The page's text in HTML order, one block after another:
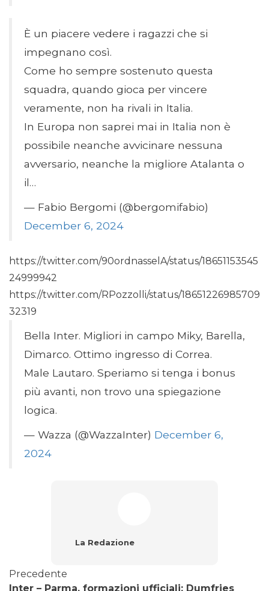
È un piacere vedere i ragazzi che si
impegnano così.
Come ho sempre sostenuto questa
squadra, quando gioca per vincere
veramente, non ha rivali in Italia.
In Europa non saprei mai in Italia non è
possibile neanche avvicinare nessuna
avversario, neanche la migliore Atalanta o
il…
— Fabio Bergomi (@bergomifabio)
December 6, 2024
https://twitter.com/90ordnasselA/status/18651153545
24999942
https://twitter.com/RPozzolli/status/18651226985709
32319
Bella Inter. Migliori in campo Miky, Barella,
Dimarco. Ottimo ingresso di Correa.
Male Lautaro. Speriamo si tenga i bonus
più avanti, non trovo una spiegazione
logica.
— Wazza (@WazzaInter) December 6,
2024
La Redazione
Precedente
Inter – Parma, formazioni ufficiali: Dumfries